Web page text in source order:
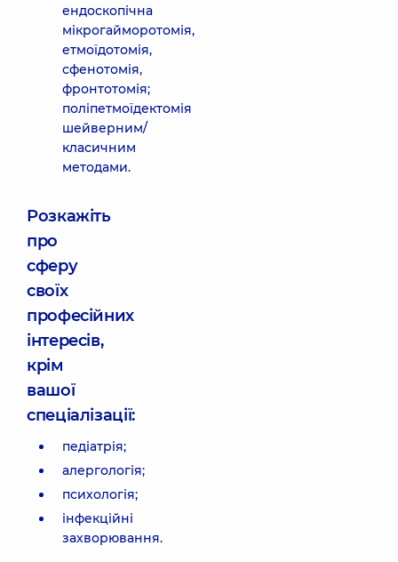
ендоскопічна
мікрогайморотомія,
етмоїдотомія,
сфенотомія,
фронтотомія;
поліпетмоїдектомія
шейверним/
класичним
методами.
Розкажіть
про
сферу
своїх
професійних
інтересів,
крім
вашої
спеціалізації:
педіатрія;
алергологія;
психологія;
інфекційні
захворювання.